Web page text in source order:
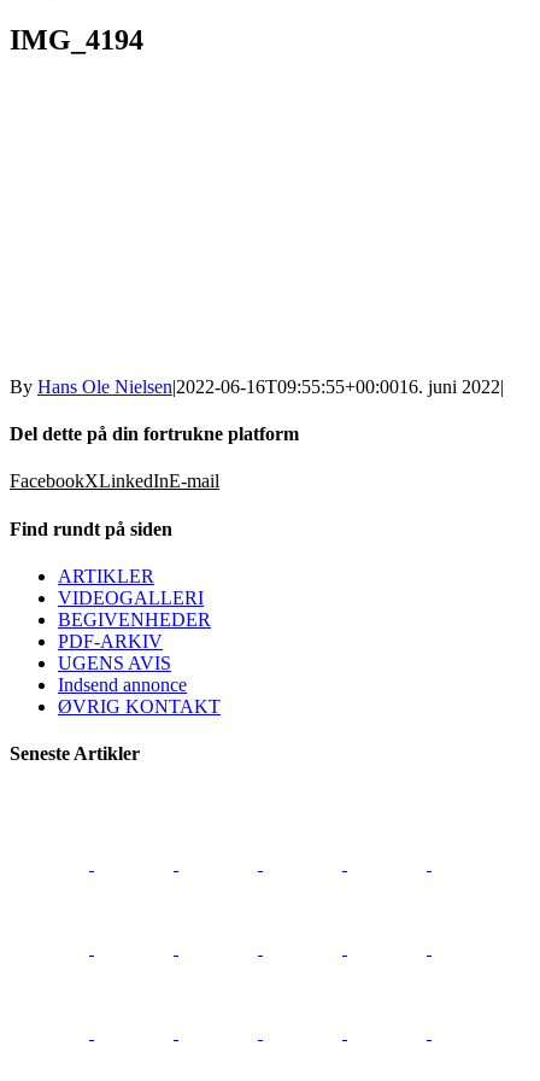
IMG_4194
By Hans Ole Nielsen|2022-06-16T09:55:55+00:0016. juni 2022|
Del dette på din fortrukne platform
FacebookXLinkedInE-mail
Find rundt på siden
ARTIKLER
VIDEOGALLERI
BEGIVENHEDER
PDF-ARKIV
UGENS AVIS
Indsend annonce
ØVRIG KONTAKT
Seneste Artikler